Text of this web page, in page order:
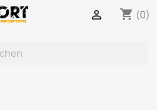
shopping_cart (0)
